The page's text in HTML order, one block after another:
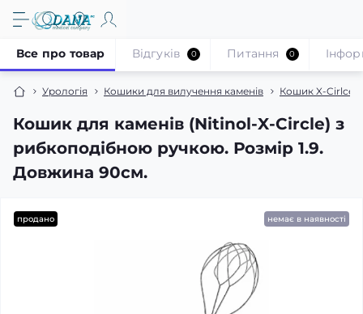
Урологія Кошики для вилучення каменів Кошик X-Cirlce
Кошик для каменів (Nitinol-X-Circle) з
рибкоподібною ручкою. Розмір 1.9.
Довжина 90см.
Все про товар Відгуків 0 Питання 0
продано немає в наявності